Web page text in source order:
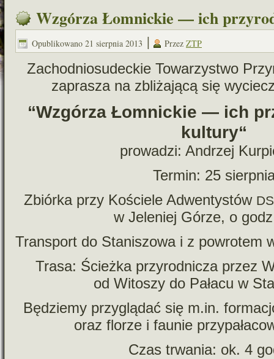
Wzgórza Łomnickie — ich
Opublikowano 21 sierpnia 2013 | Przez ZTP
Zachodniosudeckie Towarzystwo
zapra­sza na zbli­ża­jącą się
“Wzgórza Łomnic­kie — ich
kul­tury“
pro­wa­dzi: Andrzej
Termin: 25
Zbiórka przy Kościele Adwentystów DS
w Jeleniej Górze, o
Transport do Staniszowa i z powro­tem
Trasa: Ścieżka przy­rod­ni­cza przez
od Witoszy do Pałacu w
Będziemy przy­glą­dać się m.in.
oraz flo­rze i fau­nie
Czas trwa­nia: ok. 4